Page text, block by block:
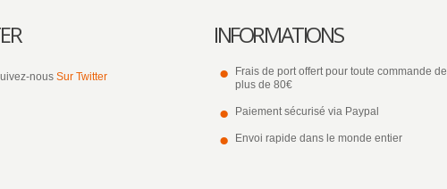
nous Sur Twitter
INFORMATIONS
Frais de port offert pour toute commande de
plus de 80€
Paiement sécurisé via Paypal
Envoi rapide dans le monde entier